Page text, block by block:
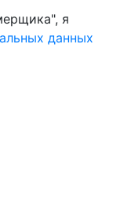
я
данных